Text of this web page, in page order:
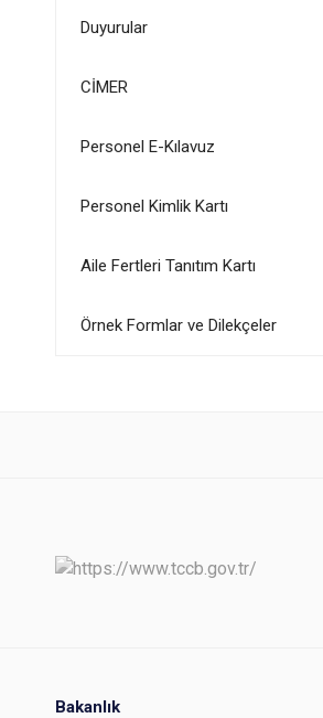
Duyurular
CİMER
Personel E-Kılavuz
Personel Kimlik Kartı
Aile Fertleri Tanıtım Kartı
Örnek Formlar ve Dilekçeler
Bakanlık